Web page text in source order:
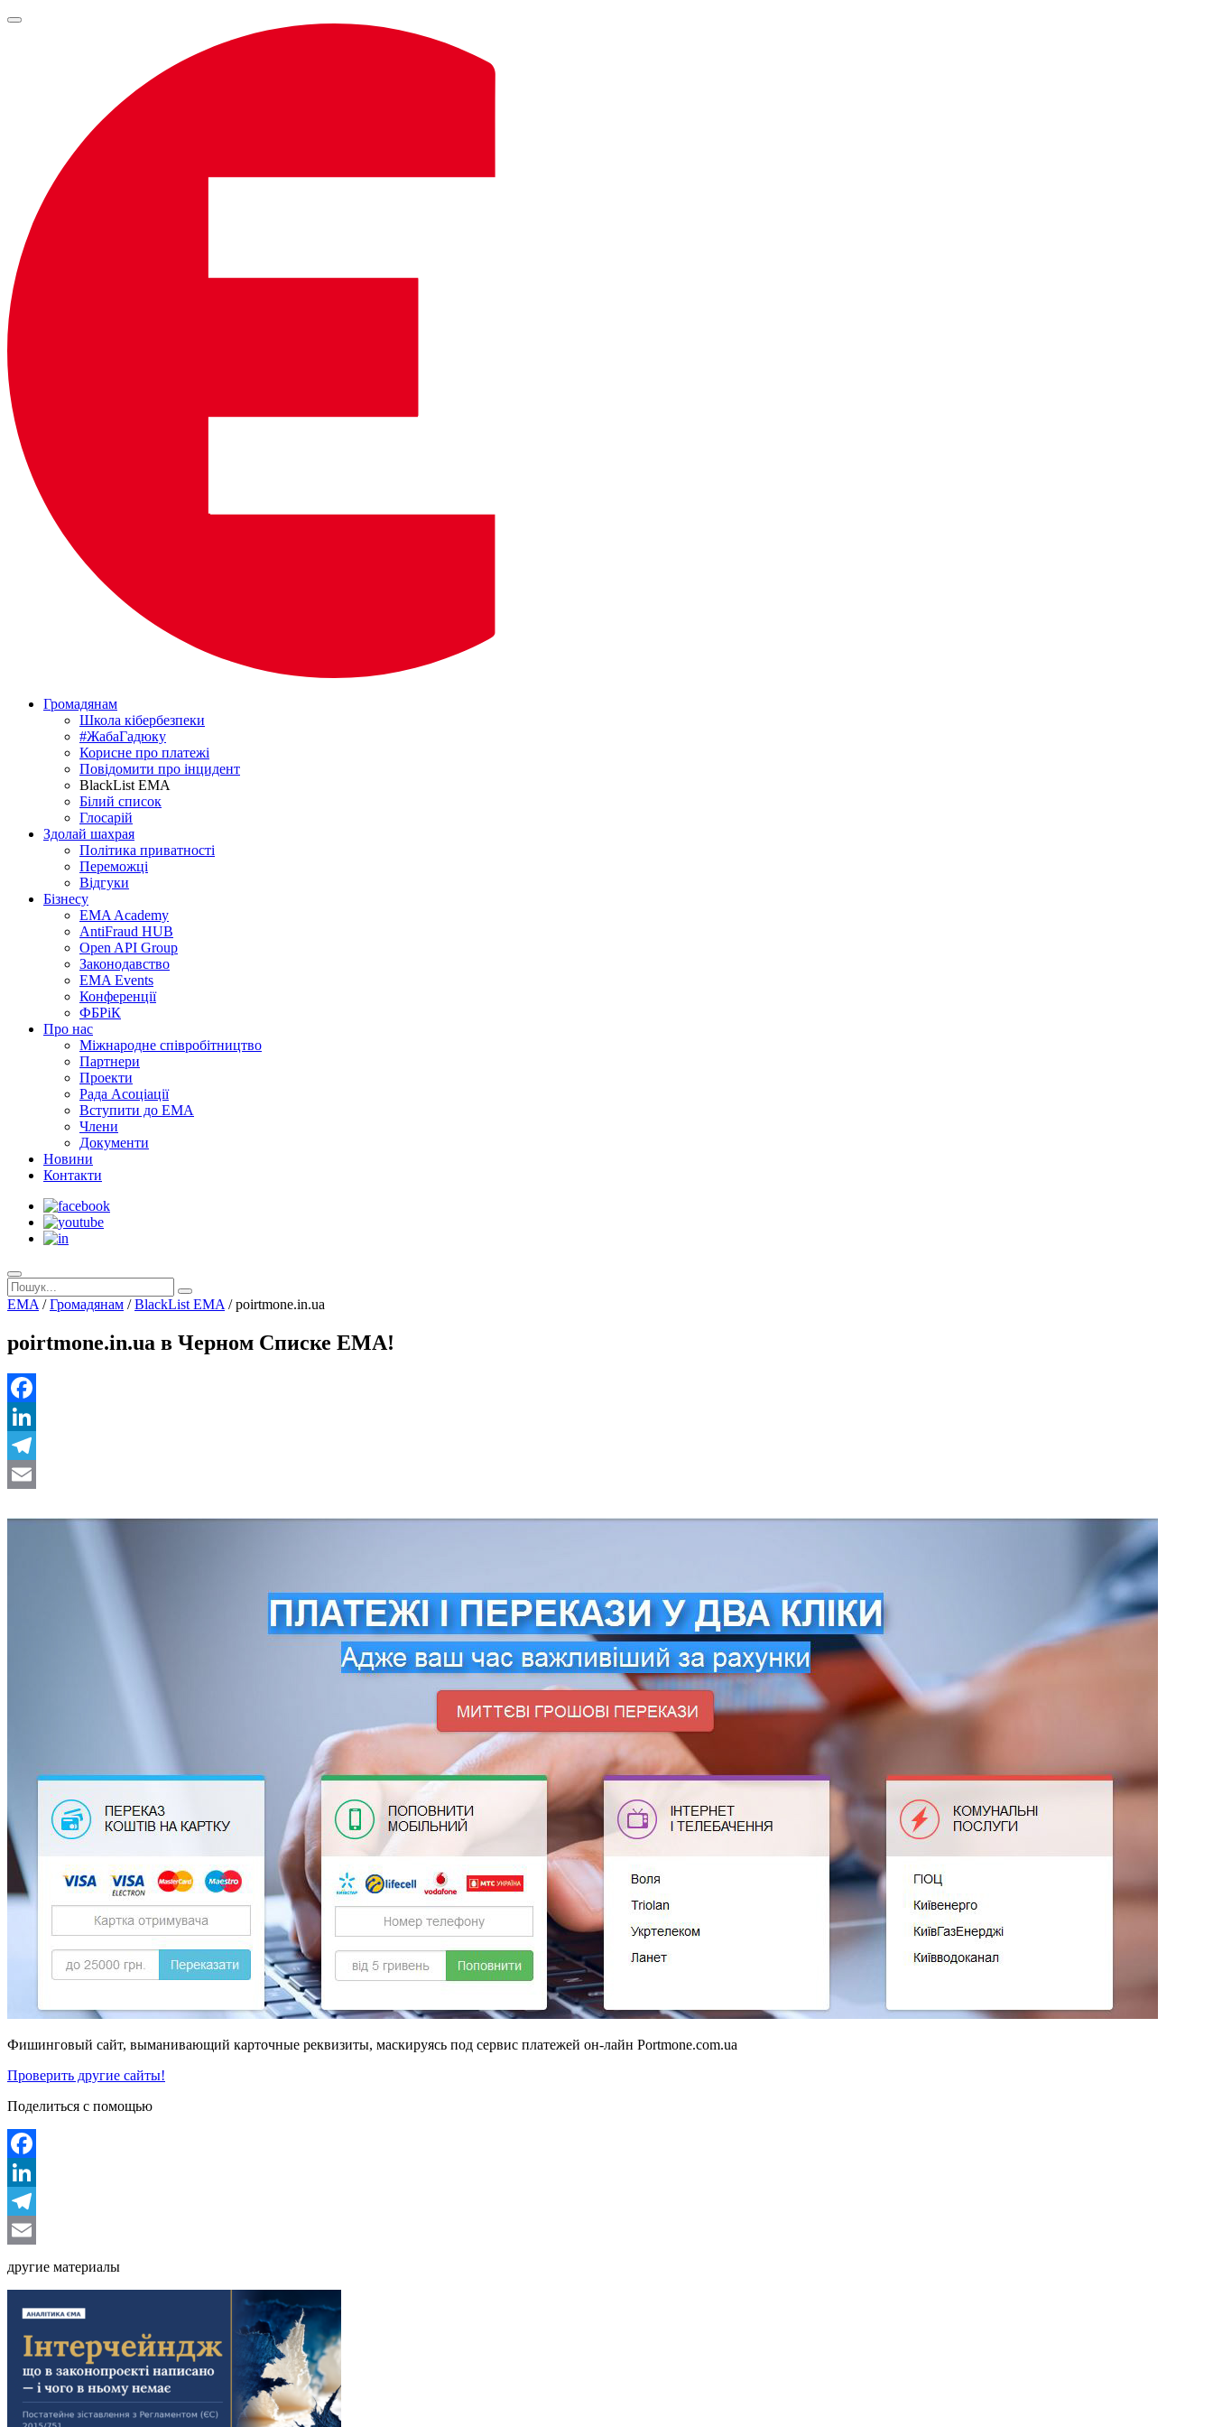
Громадянам
Школа кібербезпеки
#ЖабаГадюку
Корисне про платежі
Повідомити про інцидент
BlackList EMA
Білий список
Глосарій
Здолай шахрая
Політика приватності
Переможцi
Відгуки
Бізнесу
EMA Academy
AntiFraud HUB
Open API Group
Законодавство
EMA Events
Конференції
ФБРіК
Про нас
Міжнародне співробітництво
Партнери
Проекти
Рада Асоціації
Вступити до ЕМА
Члени
Документи
Новини
Контакти
EMA /Громадянам /BlackList EMA /poirtmone.in.ua
poirtmone.in.ua в Черном Списке ЕМА!
Facebook
LinkedIn
Telegram
Фишинговый сайт, выманивающий карточные реквизиты, маскируясь под сервис платежей он-лайн Portmone.com.ua
Проверить другие сайты!
Поделиться с помощью
Facebook
LinkedIn
Telegram
другие материалы